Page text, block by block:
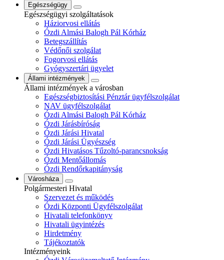
Egészségügy
Egészségügyi szolgáltatások
Háziorvosi ellátás
Ózdi Almási Balogh Pál Kórház
Betegszállítás
Védőnői szolgálat
Fogorvosi ellátás
Gyógyszertári ügyelet
Állami intézmények
Állami intézmények a városban
Egészségbiztosítási Pénztár ügyfélszolgálat
NAV ügyfélszolgálat
Ózdi Almási Balogh Pál Kórház
Ózdi Járásbíróság
Ózdi Járási Hivatal
Ózdi Járási Ügyészség
Ózdi Hivatásos Tűzoltó-parancsnokság
Ózdi Mentőállomás
Ózdi Rendőrkapitányság
Városháza
Polgármesteri Hivatal
Szervezet és működés
Ózdi Központi Ügyfélszolgálat
Hivatali telefonkönyv
Hivatali ügyintézés
Hirdetmény
Tájékoztatók
Intézményeink